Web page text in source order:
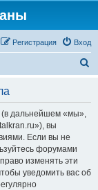
Вход
Регистрация
дальнейшем «мы»,
вы
Если вы не
форумами
изменять эти
уведомить вас об